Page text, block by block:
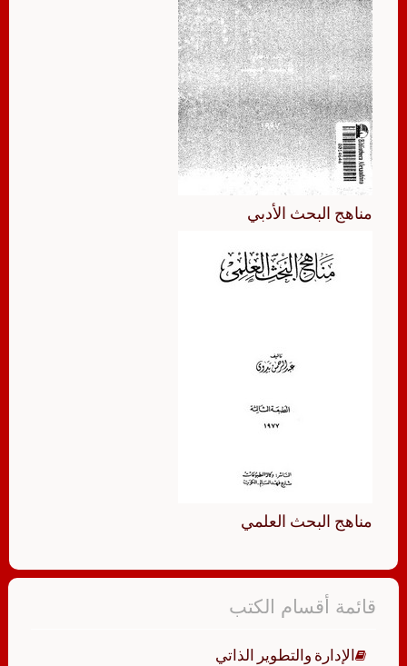
مناهج البحث الأدبي
مناهج البحث العلمي
قائمة أقسام الكتب
الإدارة والتطوير الذاتي